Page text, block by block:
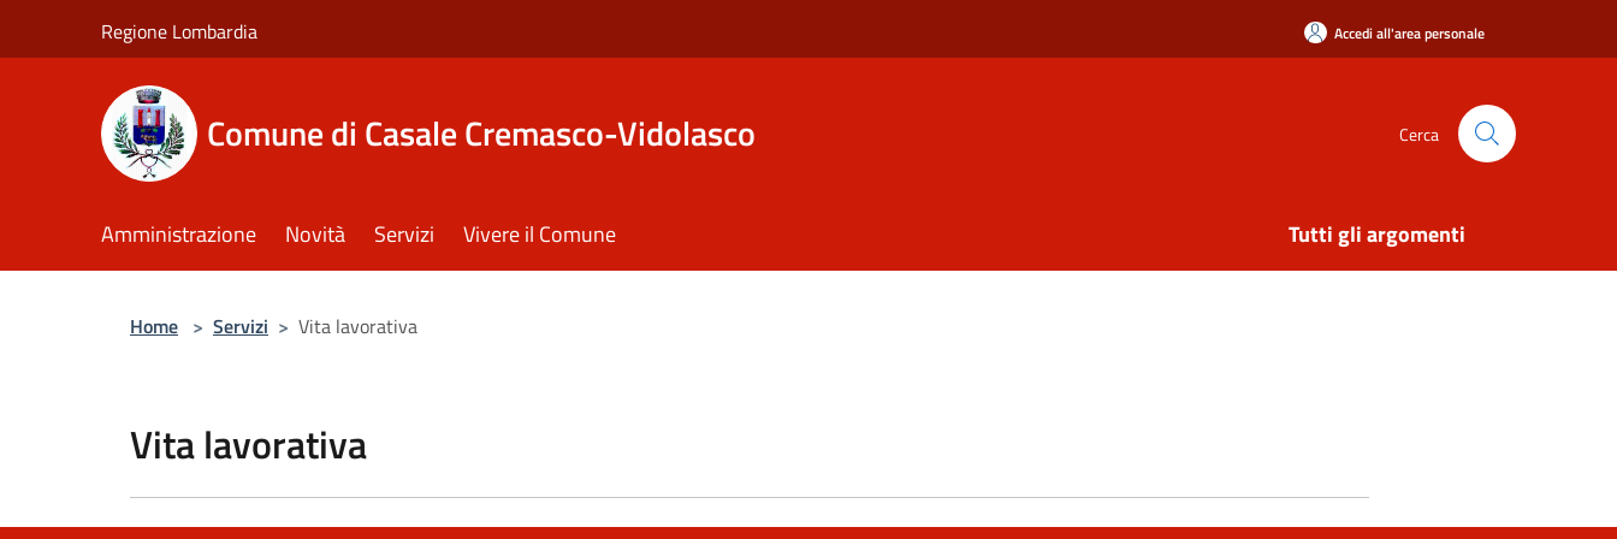
Regione Lombardia Accedi all'area personale
Comune di Casale Cremasco-Vidolasco Cerca
Amministrazione Novità Servizi Vivere il Comune Tutti gli argomenti
Home > Servizi > Vita lavorativa
Vita lavorativa